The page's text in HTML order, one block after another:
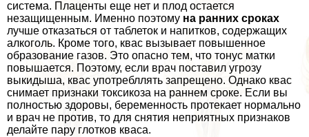
система. Плаценты еще нет и плод остается
незащищенным. Именно поэтому на ранних сроках
лучше отказаться от таблеток и напитков, содержащих
алкоголь. Кроме того, квас вызывает повышенное
образование газов. Это опасно тем, что тонус матки
повышается. Поэтому, если врач поставил угрозу
выкидыша, квас употрeбллять запрещено. Однако квас
снимает признаки токсикоза на раннем сроке. Если вы
полностью здоровы, беременность протекает нормально
и врач не против, то для снятия неприятных признаков
делайте пару глотков кваса.